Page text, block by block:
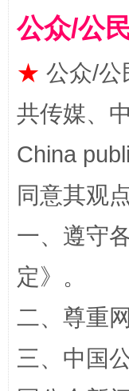
全民健身五年
阿坝州三
公众/公
★ 公众/公
共传媒、
China
同意其观
一、遵守
定》。
二、尊重
三、中国